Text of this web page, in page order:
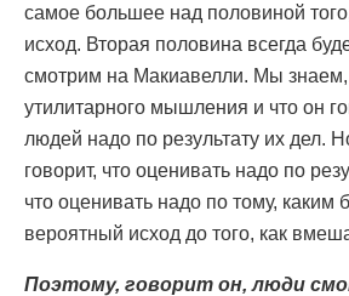
самое большее над половиной
исход. Вторая половина всегда
смотрим на Макиавелли. Мы знаем,
утилитарного мышления и что он
людей надо по результату их дел.
говорит, что оценивать надо по
что оценивать надо по тому, каким
вероятный исход до того, как
Поэтому, говорит он, люди